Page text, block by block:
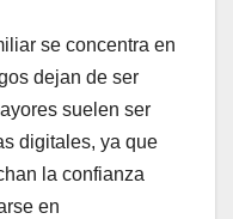
se concentra en
dejan de ser
suelen ser
digitales, ya que
la confianza
en